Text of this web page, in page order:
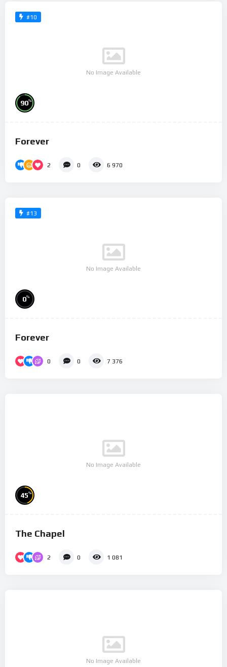
#10
No Image Available
90%
Forever
2 0 6 970
#13
No Image Available
0%
Forever
0 0 7 376
No Image Available
45%
The Chapel
2 0 1 081
No Image Available